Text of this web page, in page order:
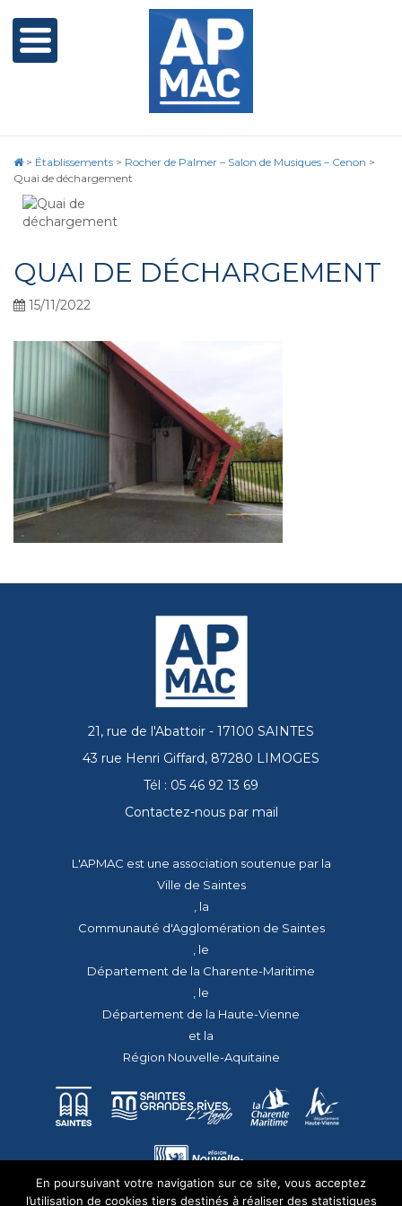
> Établissements > Rocher de Palmer – Salon de Musiques – Cenon >
Quai de déchargement
QUAI DE DÉCHARGEMENT
15/11/2022
21, rue de l'Abattoir - 17100 SAINTES
43 rue Henri Giffard, 87280 LIMOGES
Tél : 05 46 92 13 69
Contactez-nous par mail
L'APMAC est une association soutenue par la
Ville de Saintes
, la
Communauté d'Agglomération de Saintes
, le
Département de la Charente-Maritime
, le
Département de la Haute-Vienne
et la
Région Nouvelle-Aquitaine
En poursuivant votre navigation sur ce site, vous acceptez
l’utilisation de cookies tiers destinés à réaliser des statistiques